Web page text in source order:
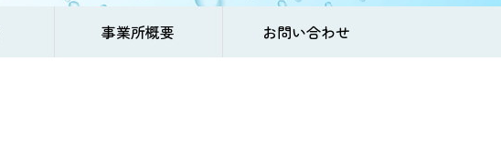
事業所概要 お問い合わせ